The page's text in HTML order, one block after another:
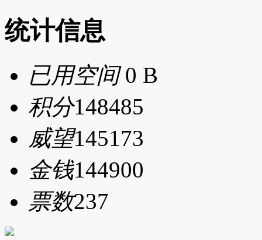
统计信息
已用空间0 B
积分148485
威望145173
金钱144900
票数237